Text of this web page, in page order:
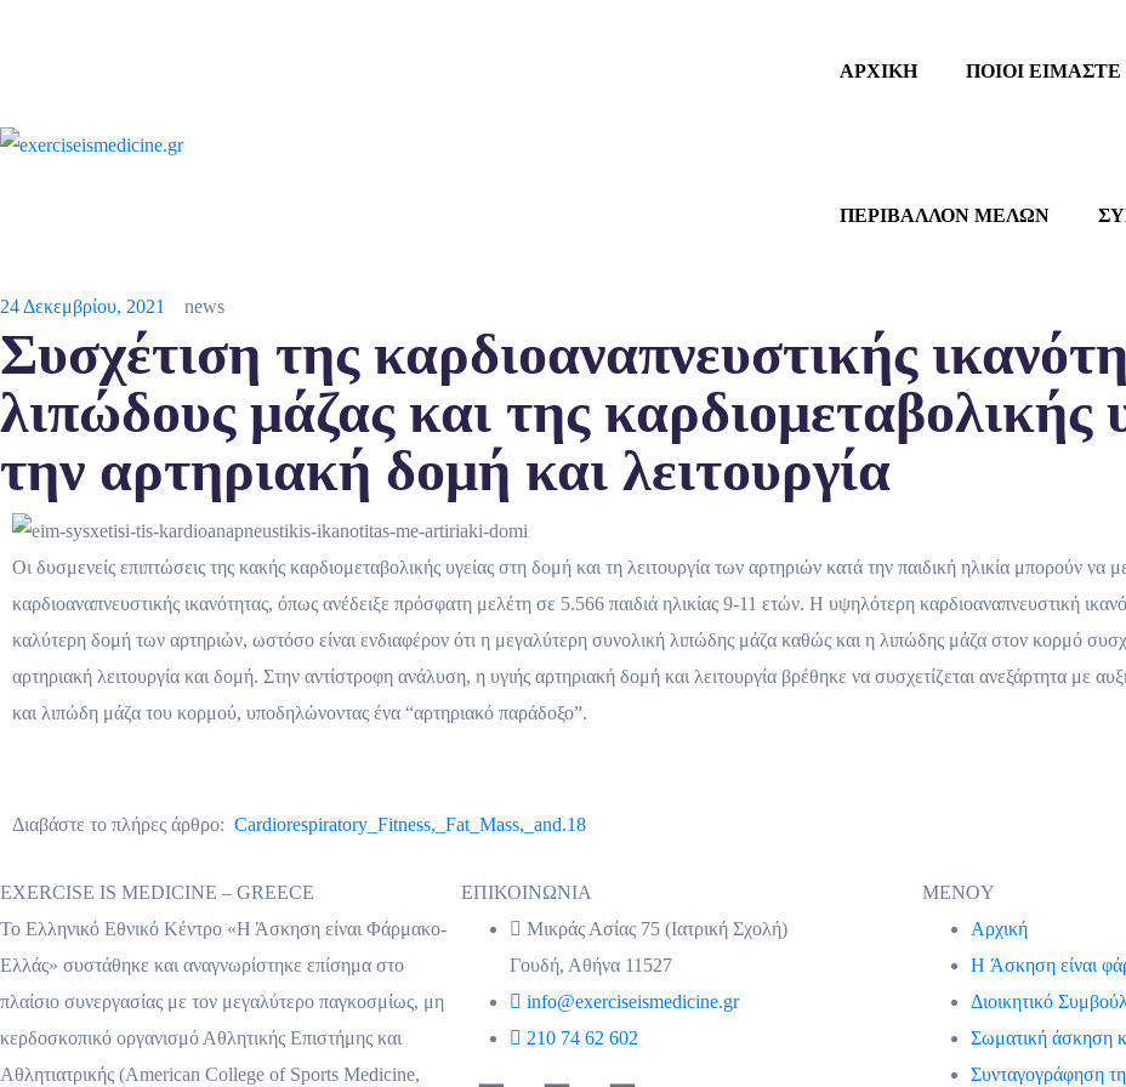
ΑΡΧΙΚΗ ΠΟΙΟΙ ΕΙΜΑΣΤΕ
ΠΕΡΙΒΑΛΛΟΝ ΜΕΛΩΝ
24 Δεκεμβρίου, 2021 news
Συσχέτιση της καρδιοαναπνευστικής
λιπώδους μάζας και της καρδιομεταβολικής
την αρτηριακή δομή και λειτουργία
Οι δυσμενείς επιπτώσεις της κακής καρδιομεταβολικής υγείας στη δομή και τη λειτουργία των αρτηριών κατά την παιδική ηλικία μπορούν να
καρδιοαναπνευστικής ικανότητας, όπως ανέδειξε πρόσφατη μελέτη σε 5.566 παιδιά ηλικίας 9-11 ετών. Η υψηλότερη καρδιοαναπνευστική
καλύτερη δομή των αρτηριών, ωστόσο είναι ενδιαφέρον ότι η μεγαλύτερη συνολική λιπώδης μάζα καθώς και η λιπώδης μάζα στον κορμό
αρτηριακή λειτουργία και δομή. Στην αντίστροφη ανάλυση, η υγιής αρτηριακή δομή και λειτουργία βρέθηκε να συσχετίζεται ανεξάρτητα με
και λιπώδη μάζα του κορμού, υποδηλώνοντας ένα “αρτηριακό παράδοξο”.
Διαβάστε το πλήρες άρθρο: Cardiorespiratory_Fitness,_Fat_Mass,_and.18
EXERCISE IS MEDICINE – GREECE
Το Ελληνικό Εθνικό Κέντρο «Η Άσκηση είναι Φάρμακο-
Ελλάς» συστάθηκε και αναγνωρίστηκε επίσημα στο
πλαίσιο συνεργασίας με τον μεγαλύτερο παγκοσμίως, μη
κερδοσκοπικό οργανισμό Αθλητικής Επιστήμης και
Αθλητιατρικής (American College of Sports Medicine,
ΕΠΙΚΟΙΝΩΝΙΑ
Μικράς Ασίας 75 (Ιατρική Σχολή)
Γουδή, Αθήνα 11527
info@exerciseismedicine.gr
210 74 62 602
MENOY
Αρχική
H Άσκηση είναι
Διοικητικό
Σωματική άσκηση
Συνταγογράφηση